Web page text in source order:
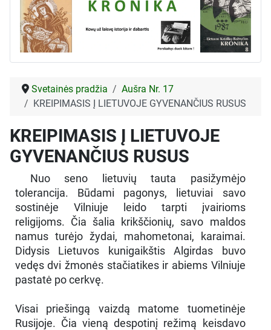
Svetainės pradžia
Aušra Nr. 17
KREIPIMASIS Į LIETUVOJE GYVENANČIUS RUSUS
KREIPIMASIS Į LIETUVOJE
GYVENANČIUS RUSUS
Nuo seno lietuvių tauta pasižymėjo
tolerancija. Būdami pagonys, lietuviai savo
sostinėje Vilniuje leido tarpti įvairioms
religijoms. Čia šalia krikščionių, savo maldos
namus turėjo žydai, mahometonai, karaimai.
Didysis Lietuvos kunigaikštis Algirdas buvo
vedęs dvi žmonės stačiatikes ir abiems Vilniuje
pastatė po cerkvę.
Visai priešingą vaizdą matome tuometinėje
Rusijoje. Čia vieną despotinį režimą keisdavo